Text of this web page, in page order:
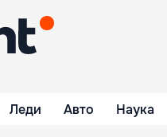
Леди Авто Наука